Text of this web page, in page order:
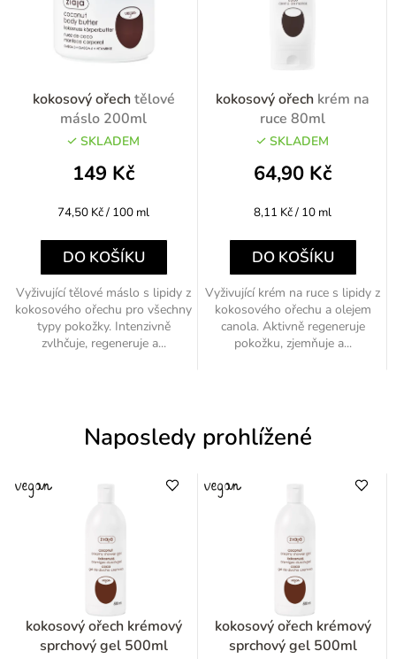
kokosový ořechtělové
máslo 200ml
SKLADEM
149 Kč
Měrná
74,50 Kč / 100 ml
DO KOŠÍKU
Vyživující tělové máslo s lipidy z
kokosového ořechu pro všechny
typy pokožky. Intenzivně
zvlhčuje, regeneruje a...
kokosový ořech krém na
ruce 80ml
SKLADEM
64,90 Kč
Měrná
8,11 Kč / 10 ml
DO KOŠÍKU
Vyživující krém na ruce s lipidy z
kokosového ořechu a olejem
canola. Aktivně regeneruje
pokožku, zjemňuje a...
Naposledy prohlížené
kokosový ořech krémový
sprchový gel 500ml
kokosový ořech krémový
sprchový gel 500ml